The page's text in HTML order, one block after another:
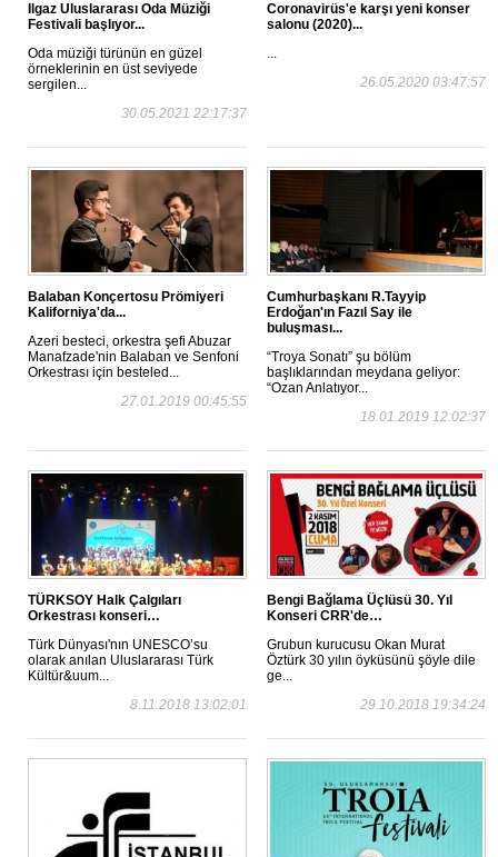
Ilgaz Uluslararası Oda Müziği
Festivali başlıyor...
Oda müziği türünün en güzel
örneklerinin en üst seviyede
sergilen...
30.05.2021 22:17:37
Coronavirüs'e karşı yeni konser
salonu (2020)...
...
26.05.2020 03:47:57
Balaban Konçertosu Prömiyeri
Kaliforniya'da...
Azeri besteci, orkestra şefi Abuzar
Manafzade'nin Balaban ve Senfoni
Orkestrası için besteled...
27.01.2019 00:45:55
Cumhurbaşkanı R.Tayyip
Erdoğan'ın Fazıl Say ile
buluşması...
“Troya Sonatı” şu bölüm
başlıklarından meydana geliyor:
“Ozan Anlatıyor...
18.01.2019 12:02:37
TÜRKSOY Halk Çalgıları
Orkestrası konseri…
Türk Dünyası'nın UNESCO’su
olarak anılan Uluslararası Türk
Kültür&uum...
8.11.2018 13:02:01
Bengi Bağlama Üçlüsü 30. Yıl
Konseri CRR'de…
Grubun kurucusu Okan Murat
Öztürk 30 yılın öyküsünü şöyle dile
ge...
29.10.2018 19:34:24